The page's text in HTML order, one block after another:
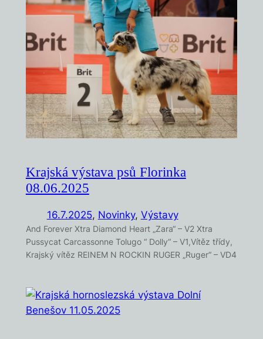
Krajská výstava psů Florinka
08.06.2025
16.7.2025, Novinky, Výstavy
And Forever Xtra Diamond Heart „Zara“ – V2 Xtra
Pussycat Carcassonne Tolugo “ Dolly“ – V1,Vítěz třídy,
Krajský vítěz REINEM N ROCKIN RUGER „Ruger“ – VD4